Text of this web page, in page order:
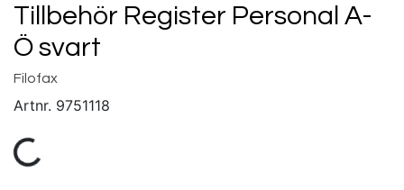
Tillbehör Register Personal A-
Ö svart
Filofax
Artnr. 9751118